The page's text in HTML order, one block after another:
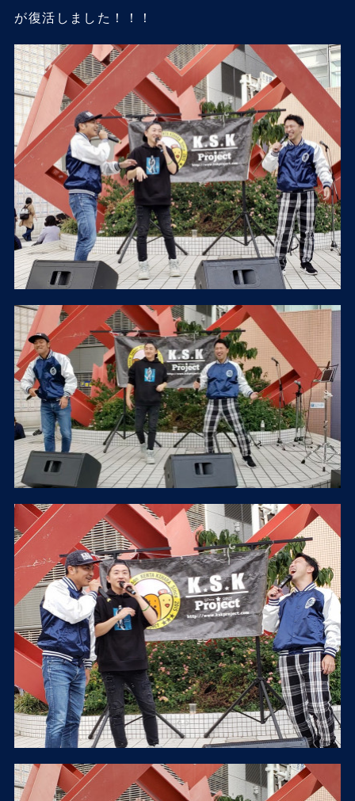
が復活しました！！！